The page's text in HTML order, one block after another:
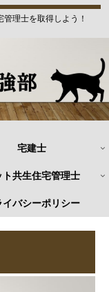
理士を取得しよう！
宅建士
ト共生住宅管理士
イバシーポリシー